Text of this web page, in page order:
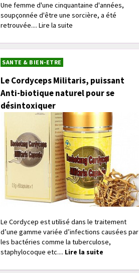
Une femme d'une cinquantaine d'années,
soupçonnée d'être une sorcière, a été
retrouvée.... Lire la suite
SANTE & BIEN-ETRE
Le Cordyceps Militaris, puissant
Anti-biotique naturel pour se
désintoxiquer
Le Cordycep est utilisé dans le traitement
d’une gamme variée d’infections causées par
les bactéries comme la tuberculose,
staphylocoque etc.... Lire la suite